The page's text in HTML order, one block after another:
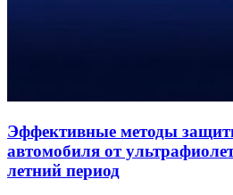
Эффективные методы
автомобиля от
летний период